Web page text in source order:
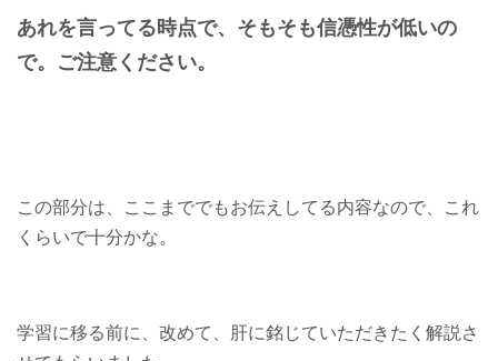
あれを言ってる時点で、そもそも信憑性が低いの
で。ご注意ください。
この部分は、ここまででもお伝えしてる内容なので、これ
くらいで十分かな。
学習に移る前に、改めて、肝に銘じていただきたく解説さ